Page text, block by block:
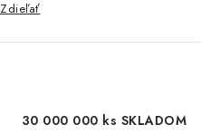
Zdieľať
30 000 000 ks SKLADOM